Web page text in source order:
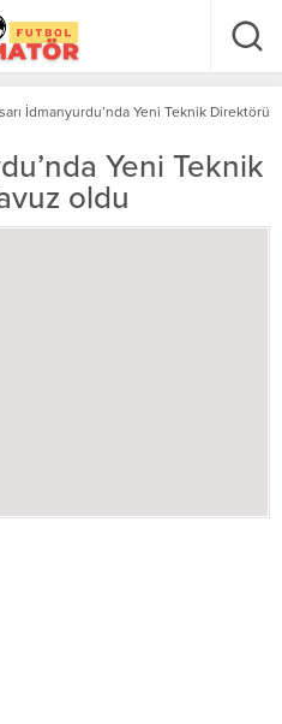
İdmanyurdu’nda Yeni Teknik Direktörü
Yeni Teknik
oldu